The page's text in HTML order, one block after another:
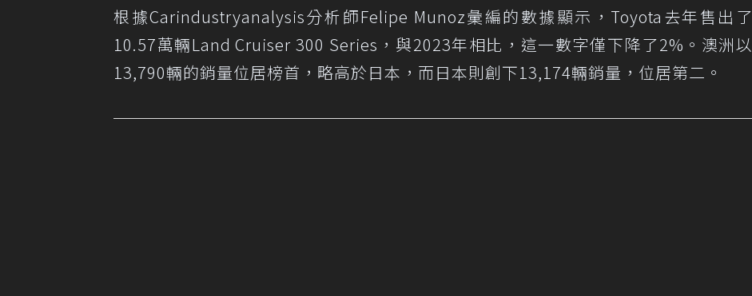
根據Carindustryanalysis分析師Felipe Munoz彙編的數據顯示，Toyota去年售出了
10.57萬輛Land Cruiser 300 Series，與2023年相比，這一數字僅下降了2%。澳洲以
13,790輛的銷量位居榜首，略高於日本，而日本則創下13,174輛銷量，位居第二。